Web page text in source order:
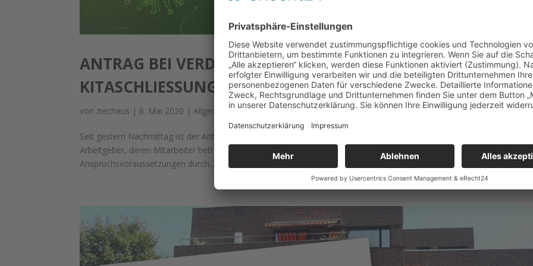
ANTRAG BEI VERDIENSTAUSFALL WEGEN SCHUL- UND
KITASCHLIESSUNGEN NACH DEM INFEKTIONSSCHUTZGESETZ
von ziechaus | 6. Mai 2020 |Allgemein, Covid-19
Seit gestern Nachmittag ist der Antrag des Landschaftsverbandes Rheinland (LVR) online. Zunächst gilt der Antrag
Arbeitgeber, deren Mitarbeiter betreuungsbedingt ausgefallen sind oder ausfallen (werden). Bitte lesen Sie sich die
Anspruchsvoraussetzungen durch....